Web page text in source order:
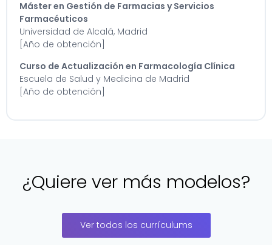
Máster en Gestión de Farmacias y Servicios
Farmacéuticos
Universidad de Alcalá, Madrid
[Año de obtención]
Curso de Actualización en Farmacología Clínica
Escuela de Salud y Medicina de Madrid
[Año de obtención]
¿Quiere ver más modelos?
Ver todos los currículums